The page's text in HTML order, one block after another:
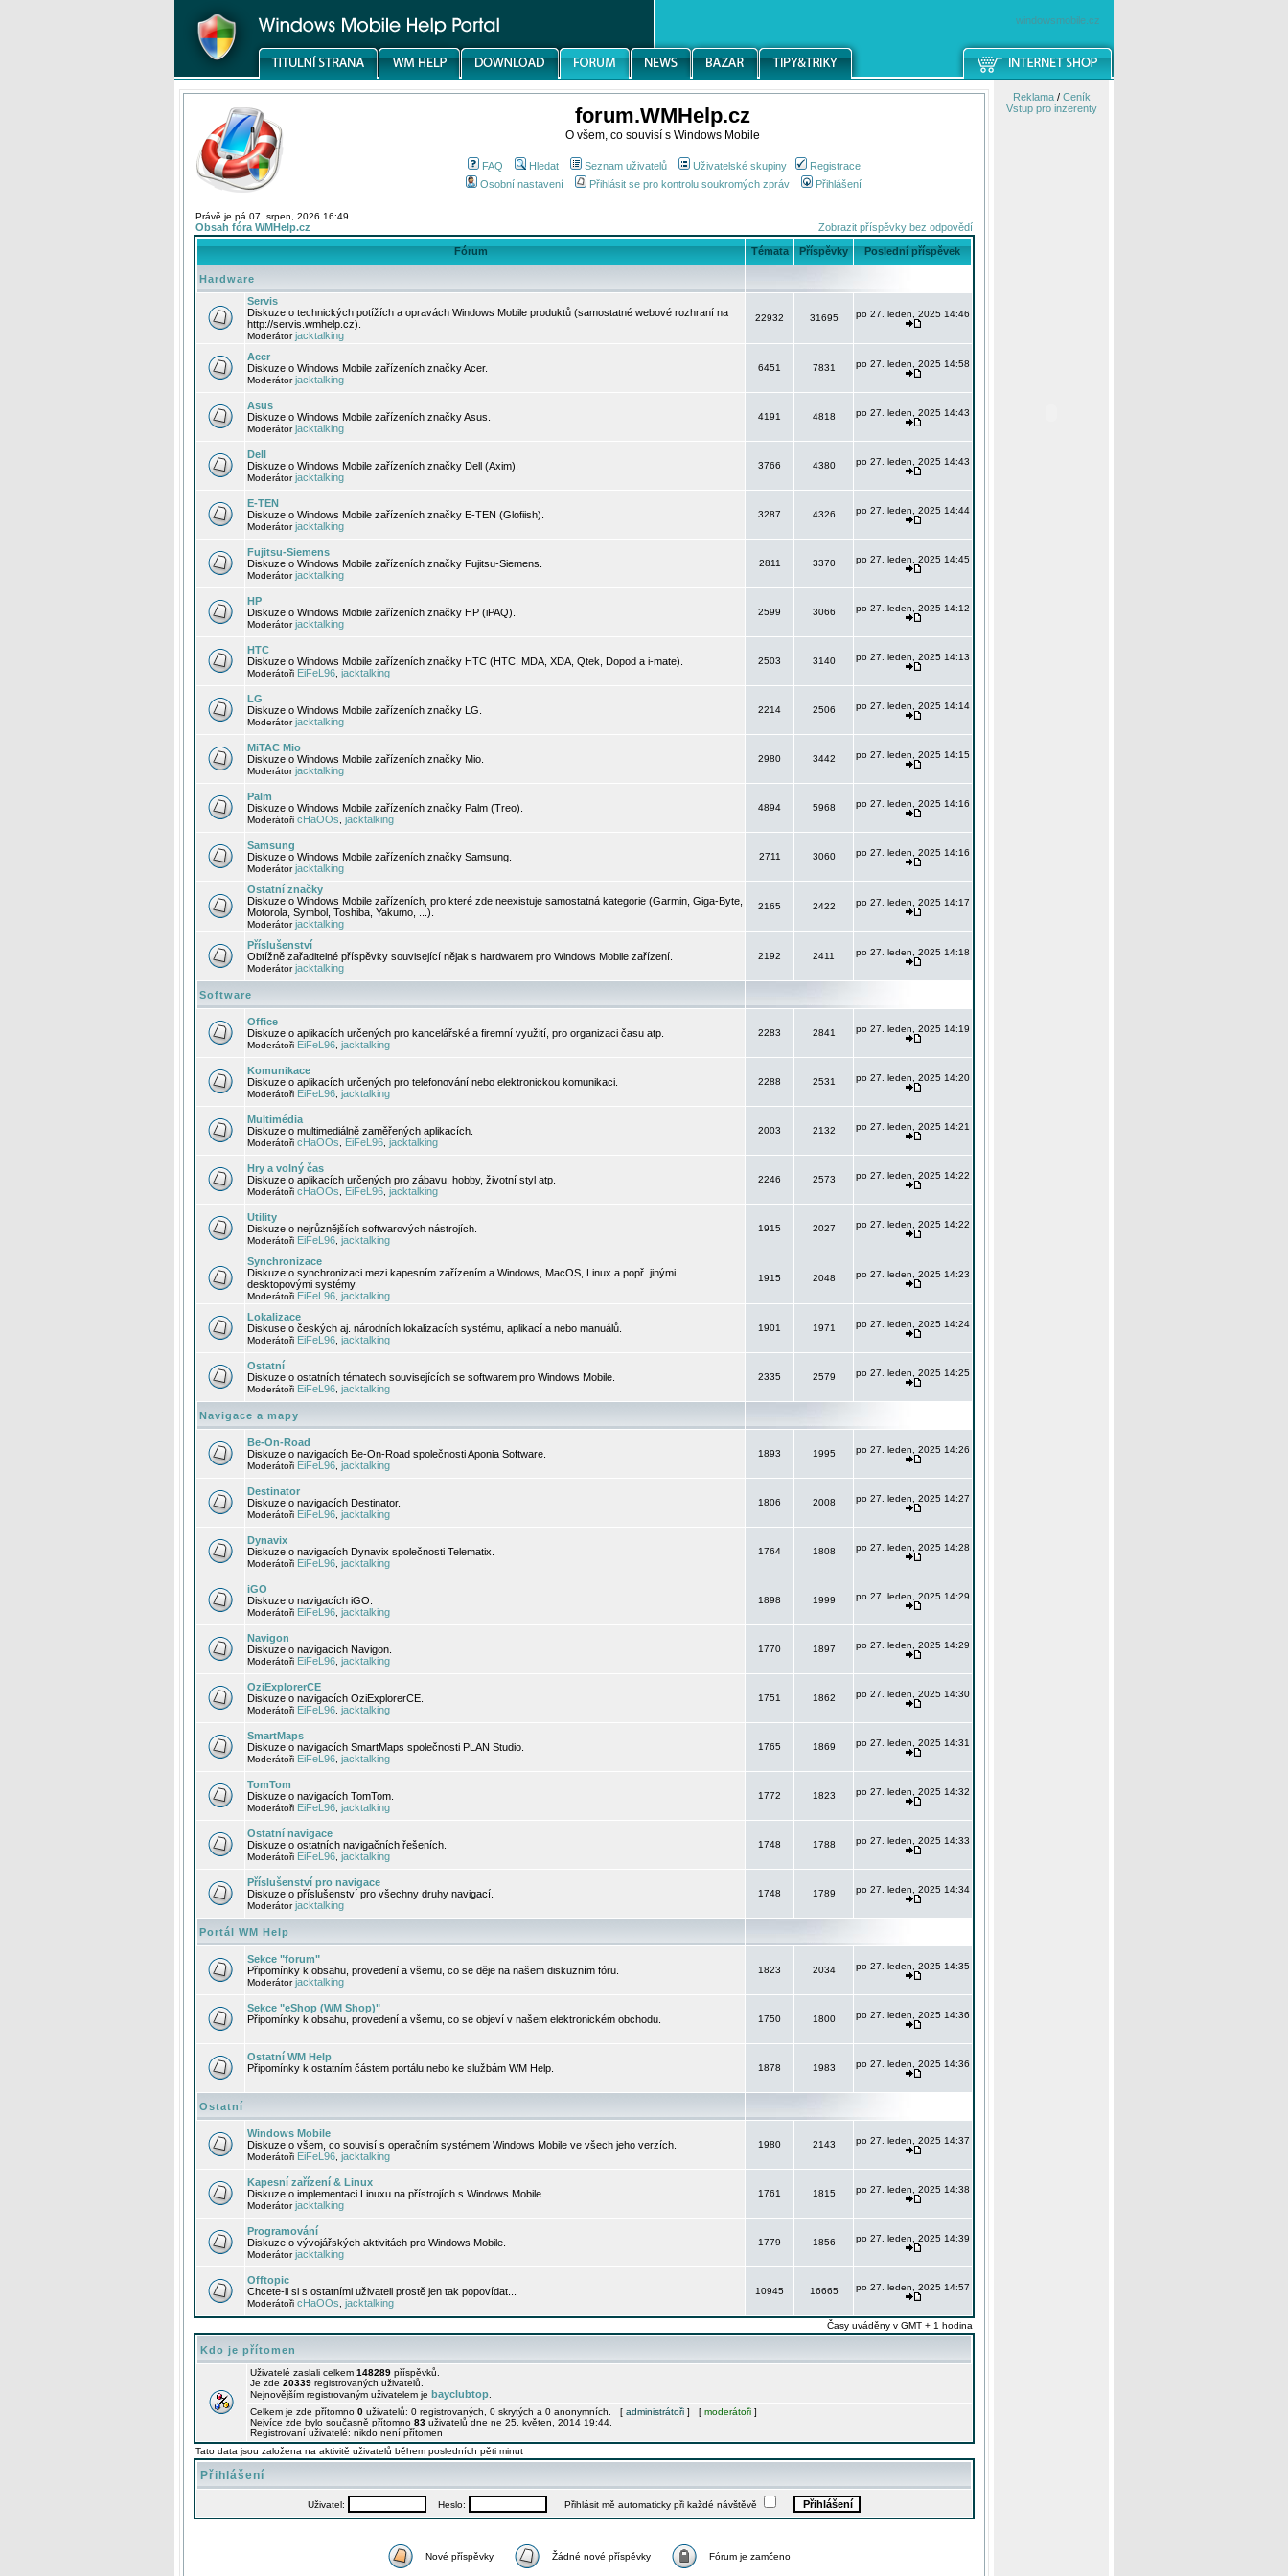
windowsmobile.cz
forum.WMHelp.cz
O všem, co souvisí s Windows Mobile
FAQ Hledat Seznam uživatelů Uživatelské skupiny
Registrace
Osobní nastavení
Přihlásit se pro kontrolu soukromých zpráv Přihlášení
Právě je pá 07. srpen, 2026 16:49
Obsah fóra WMHelp.cz Zobrazit příspěvky bez odpovědí
Fórum Témata Příspěvky Poslední příspěvek
Hardware
Servis
Diskuze o technických potížích a opravách Windows Mobile produktů (samostatné webové rozhraní na
http://servis.wmhelp.cz).
Moderátorjacktalking
22932 31695 po 27. leden, 2025 14:46
Acer
Diskuze o Windows Mobile zařízeních značky Acer.
Moderátorjacktalking
6451 7831 po 27. leden, 2025 14:58
Asus
Diskuze o Windows Mobile zařízeních značky Asus.
Moderátorjacktalking
4191 4818 po 27. leden, 2025 14:43
Dell
Diskuze o Windows Mobile zařízeních značky Dell (Axim).
Moderátorjacktalking
3766 4380 po 27. leden, 2025 14:43
E-TEN
Diskuze o Windows Mobile zařízeních značky E-TEN (Glofiish).
Moderátorjacktalking
3287 4326 po 27. leden, 2025 14:44
Fujitsu-Siemens
Diskuze o Windows Mobile zařízeních značky Fujitsu-Siemens.
Moderátorjacktalking
2811 3370 po 27. leden, 2025 14:45
HP
Diskuze o Windows Mobile zařízeních značky HP (iPAQ).
Moderátorjacktalking
2599 3066 po 27. leden, 2025 14:12
HTC
Diskuze o Windows Mobile zařízeních značky HTC (HTC, MDA, XDA, Qtek, Dopod a i-mate).
Moderátoři EiFeL96 jacktalking
2503 3140 po 27. leden, 2025 14:13
LG
Diskuze o Windows Mobile zařízeních značky LG.
Moderátorjacktalking
2214 2506 po 27. leden, 2025 14:14
MiTAC Mio
Diskuze o Windows Mobile zařízeních značky Mio.
Moderátorjacktalking
2980 3442 po 27. leden, 2025 14:15
Palm
Diskuze o Windows Mobile zařízeních značky Palm (Treo).
Moderátoři cHaOOs jacktalking
4894 5968 po 27. leden, 2025 14:16
Samsung
Diskuze o Windows Mobile zařízeních značky Samsung.
Moderátorjacktalking
2711 3060 po 27. leden, 2025 14:16
Ostatní značky
Diskuze o Windows Mobile zařízeních, pro které zde neexistuje samostatná kategorie (Garmin, Giga-Byte,
Motorola, Symbol, Toshiba, Yakumo, ...).
Moderátorjacktalking
2165 2422 po 27. leden, 2025 14:17
Příslušenství
Obtížně zařaditelné příspěvky související nějak s hardwarem pro Windows Mobile zařízení.
Moderátorjacktalking
2192 2411 po 27. leden, 2025 14:18
Software
Office
Diskuze o aplikacích určených pro kancelářské a firemní využití, pro organizaci času atp.
Moderátoři EiFeL96 jacktalking
2283 2841 po 27. leden, 2025 14:19
Komunikace
Diskuze o aplikacích určených pro telefonování nebo elektronickou komunikaci.
Moderátoři EiFeL96 jacktalking
2288 2531 po 27. leden, 2025 14:20
Multimédia
Diskuze o multimediálně zaměřených aplikacích.
Moderátoři cHaOOs EiFeL96 jacktalking
2003 2132 po 27. leden, 2025 14:21
Hry a volný čas
Diskuze o aplikacích určených pro zábavu, hobby, životní styl atp.
Moderátoři cHaOOs EiFeL96 jacktalking
2246 2573 po 27. leden, 2025 14:22
Utility
Diskuze o nejrůznějších softwarových nástrojích.
Moderátoři EiFeL96 jacktalking
1915 2027 po 27. leden, 2025 14:22
Synchronizace
Diskuze o synchronizaci mezi kapesním zařízením a Windows, MacOS, Linux a popř. jinými
desktopovými systémy.
Moderátoři EiFeL96 jacktalking
1915 2048 po 27. leden, 2025 14:23
Lokalizace
Diskuse o českých aj. národních lokalizacích systému, aplikací a nebo manuálů.
Moderátoři EiFeL96 jacktalking
1901 1971 po 27. leden, 2025 14:24
Ostatní
Diskuze o ostatních tématech souvisejících se softwarem pro Windows Mobile.
Moderátoři EiFeL96 jacktalking
2335 2579 po 27. leden, 2025 14:25
Navigace a mapy
Be-On-Road
Diskuze o navigacích Be-On-Road společnosti Aponia Software.
Moderátoři EiFeL96 jacktalking
1893 1995 po 27. leden, 2025 14:26
Destinator
Diskuze o navigacích Destinator.
Moderátoři EiFeL96 jacktalking
1806 2008 po 27. leden, 2025 14:27
Dynavix
Diskuze o navigacích Dynavix společnosti Telematix.
Moderátoři EiFeL96 jacktalking
1764 1808 po 27. leden, 2025 14:28
iGO
Diskuze o navigacích iGO.
Moderátoři EiFeL96 jacktalking
1898 1999 po 27. leden, 2025 14:29
Navigon
Diskuze o navigacích Navigon.
Moderátoři EiFeL96 jacktalking
1770 1897 po 27. leden, 2025 14:29
OziExplorerCE
Diskuze o navigacích OziExplorerCE.
Moderátoři EiFeL96 jacktalking
1751 1862 po 27. leden, 2025 14:30
SmartMaps
Diskuze o navigacích SmartMaps společnosti PLAN Studio.
Moderátoři EiFeL96 jacktalking
1765 1869 po 27. leden, 2025 14:31
TomTom
Diskuze o navigacích TomTom.
Moderátoři EiFeL96 jacktalking
1772 1823 po 27. leden, 2025 14:32
Ostatní navigace
Diskuze o ostatních navigačních řešeních.
Moderátoři EiFeL96 jacktalking
1748 1788 po 27. leden, 2025 14:33
Příslušenství pro navigace
Diskuze o příslušenství pro všechny druhy navigací.
Moderátorjacktalking
1748 1789 po 27. leden, 2025 14:34
Portál WM Help
Sekce "forum"
Připomínky k obsahu, provedení a všemu, co se děje na našem diskuzním fóru.
Moderátorjacktalking
1823 2034 po 27. leden, 2025 14:35
Sekce "eShop (WM Shop)"
Připomínky k obsahu, provedení a všemu, co se objeví v našem elektronickém obchodu.
1750 1800 po 27. leden, 2025 14:36
Ostatní WM Help
Připomínky k ostatním částem portálu nebo ke službám WM Help.
1878 1983 po 27. leden, 2025 14:36
Ostatní
Windows Mobile
Diskuze o všem, co souvisí s operačním systémem Windows Mobile ve všech jeho verzích.
Moderátoři EiFeL96 jacktalking
1980 2143 po 27. leden, 2025 14:37
Kapesní zařízení & Linux
Diskuze o implementaci Linuxu na přístrojích s Windows Mobile.
Moderátorjacktalking
1761 1815 po 27. leden, 2025 14:38
Programování
Diskuze o vývojářských aktivitách pro Windows Mobile.
Moderátorjacktalking
1779 1856 po 27. leden, 2025 14:39
Offtopic
Chcete-li si s ostatními uživateli prostě jen tak popovídat...
Moderátoři cHaOOs jacktalking
10945 16665 po 27. leden, 2025 14:57
Časy uváděny v GMT + 1 hodina
Kdo je přítomen
Uživatelé zaslali celkem 148289 příspěvků.
Je zde 20339 registrovaných uživatelů.
Nejnovějším registrovaným uživatelem je bayclubtop
Celkem je zde přítomno 0 uživatelů: 0 registrovaných, 0 skrytých a 0 anonymních. [ administrátoři ] [ moderátoři ]
Nejvíce zde bylo současně přítomno 83 uživatelů dne ne 25. květen, 2014 19:44.
Registrovaní uživatelé: nikdo není přítomen
Tato data jsou založena na aktivitě uživatelů během posledních pěti minut
Přihlášení
Uživatel: Heslo: Přihlásit mě automaticky při každé návštěvě
Nové příspěvky Žádné nové příspěvky Fórum je zamčeno
Reklama/ Ceník
Vstup pro inzerenty